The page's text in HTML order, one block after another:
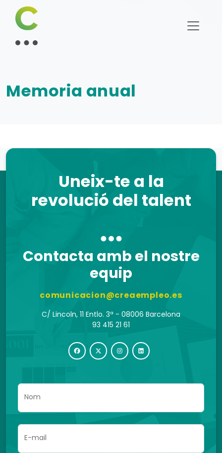
Memoria anual
Uneix-te a la
revolució del talent
Contacta amb el nostre
equip
comunicacion@creaempleo.es
C/ Lincoln, 11 Entlo. 3ª - 08006 Barcelona
93 415 21 61
Nom
E-mail